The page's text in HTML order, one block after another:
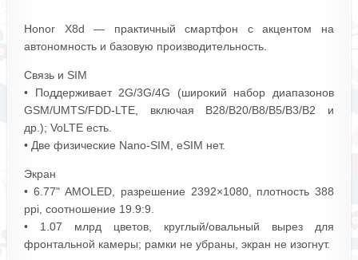
Honor X8d — практичный смартфон с акцентом на
автономность и базовую производительность.
Связь и SIM
• Поддерживает 2G/3G/4G (широкий набор диапазонов
GSM/UMTS/FDD‑LTE, включая B28/B20/B8/B5/B3/B2 и
др.); VoLTE есть.
• Две физические Nano‑SIM, eSIM нет.
Экран
• 6.77" AMOLED, разрешение 2392×1080, плотность 388
ppi, соотношение 19.9:9.
• 1.07 млрд цветов, круглый/овальный вырез для
фронтальной камеры; рамки не убраны, экран не изогнут.